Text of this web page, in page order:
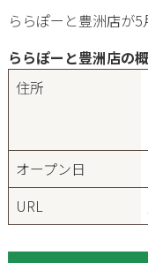
ららぽーと豊洲店が5
ららぽーと豊洲店の
住所
オープン日
URL